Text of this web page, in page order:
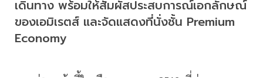
เดินทาง พร้อมให้สัมผัสประสบการณ์เอกลักษณ์
ของเอมิเรตส์ และจัดแสดงที่นั่งชั้น Premium
Economy